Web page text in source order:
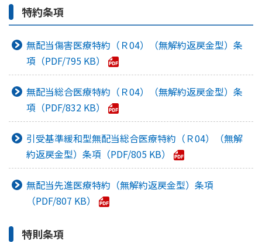
特約条項
無配当傷害医療特約（Ｒ04）（無解約返戻金型）条
項
795 KB
無配当総合医療特約（Ｒ04）（無解約返戻金型）条
項
832 KB
引受基準緩和型無配当総合医療特約（Ｒ04）（無解
約返戻金型）条項
805 KB
無配当先進医療特約（無解約返戻金型）条項
807 KB
特則条項